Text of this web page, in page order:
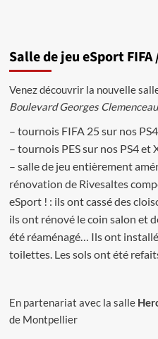
Salle de jeu eSport
Venez découvrir la nouvelle
Boulevard Georges
– tournois FIFA 25 sur nos
– tournois PES sur nos PS4 et
– salle de jeu entièrement
rénovation de Rivesaltes
eSport ! : ils ont cassé des
ils ont rénové le coin salon et
été réaménagé… Ils ont
toilettes. Les sols ont été
En partenariat avec la salle
de Montpellier